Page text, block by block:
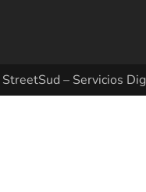
StreetSud – Servicios